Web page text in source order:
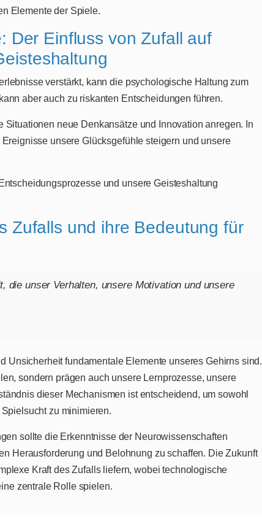
Elemente der Spiele.
Der Einfluss von Zufall auf
verstärkt, kann die psychologische Haltung zum
aber auch zu riskanten Entscheidungen führen.
neue Denkansätze und Innovation anregen. In
unsere Glücksgefühle steigern und unsere
und unsere Geisteshaltung
Zufalls und ihre Bedeutung für
die unser Verhalten, unsere Motivation und unsere
Unsicherheit fundamentale Elemente unseres Gehirns sind.
sondern prägen auch unsere Lernprozesse, unsere
dieser Mechanismen ist entscheidend, um sowohl
zu minimieren.
sollte die Erkenntnisse der Neurowissenschaften
Herausforderung und Belohnung zu schaffen. Die Zukunft
Kraft des Zufalls liefern, wobei technologische
zentrale Rolle spielen.